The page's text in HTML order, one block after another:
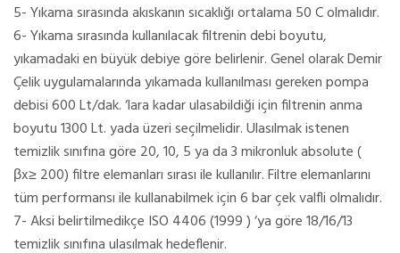
5- Yıkama sırasında akıskanın sıcaklığı ortalama 50 C olmalıdır.
6- Yıkama sırasında kullanılacak filtrenin debi boyutu,
yıkamadaki en büyük debiye göre belirlenir. Genel olarak Demir
Çelik uygulamalarında yıkamada kullanılması gereken pompa
debisi 600 Lt/dak. ‘lara kadar ulasabildiği için filtrenin anma
boyutu 1300 Lt. yada üzeri seçilmelidir. Ulasılmak istenen
temizlik sınıfına göre 20, 10, 5 ya da 3 mikronluk absolute (
βx≥ 200) filtre elemanları sırası ile kullanılır. Filtre elemanlarını
tüm performansı ile kullanabilmek için 6 bar çek valfli olmalıdır.
7- Aksi belirtilmedikçe ISO 4406 (1999 ) ‘ya göre 18/16/13
temizlik sınıfına ulasılmak hedeflenir.